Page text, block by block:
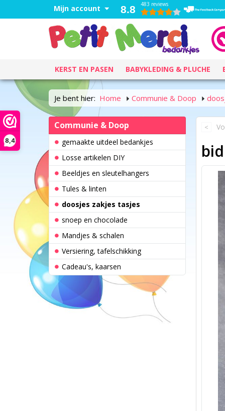
8,4
Mijn account 8.8 483 reviews
KERST EN PASEN BABYKLEDING & PLUCHE
Je bent hier: Home Communie & Doop
Communie & Doop
gemaakte uitdeel bedankjes
Losse artikelen DIY
Beeldjes en sleutelhangers
Tules & linten
doosjes zakjes tasjes
snoep en chocolade
Mandjes & schalen
Versiering, tafelschikking
Cadeau's, kaarsen